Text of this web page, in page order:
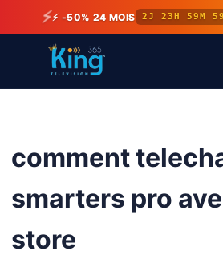
⚡⚡ -50% 24 MOIS 2J 23H 59M
comment
smarters pro
store